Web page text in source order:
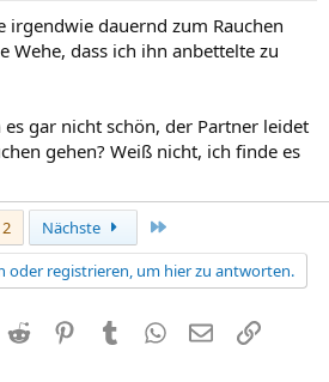
dauernd zum Rauchen
Wehe, dass ich ihn anbettelte zu
gar nicht schön, der Partner leidet
gehen? Weiß nicht, ich finde es
Nächste
oder registrieren, um hier zu antworten.
Reddit PinterestTumblr WhatsApp
E-MailLink